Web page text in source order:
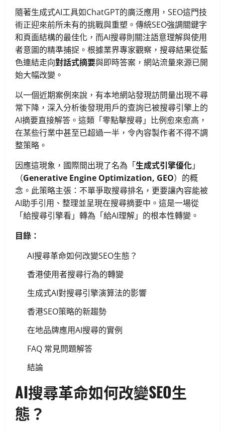
隨著生成式AI工具如ChatGPT的廣泛應用，SEO這門技
術正迎來前所未有的挑戰與重塑。傳統SEO強調關鍵字
和頁面結構的最佳化，而AI搜尋則關注語意理解與使用
者意圖的精準捕捉。根據業界專家觀察，搜尋結果從藍
色連結走向對話式摘要與即時答案，網站流量來源已開
始大幅改變。
以一個近期案例來說，有本地網站發現訪問量出現不尋
常下降，深入分析後發現用戶的查詢已被搜尋引擎上的
AI摘要直接解答。這類「零點擊搜尋」比例愈來愈高，
在某些行業中甚至已超過一半，令內容製作者不得不調
整策略。
因應這現象，國際間出現了名為「生成式引擎優化」
（Generative Engine Optimization, GEO）的概
念。此策略主張：不單爭取搜尋排名，更要讓內容能被
AI助手引用、整理並呈現在搜尋摘要中。這是一場從
「給搜尋引擎看」轉為「給AI理解」的根本性轉變。
目錄：
AI搜尋革命如何改變SEO生態？
香港使用者搜尋行為的轉變
生成式AI對搜尋引擎演算法的影響
香港SEO策略的新趨勢
在地品牌應用AI搜尋的實例
FAQ 常見問題解答
結論
AI搜尋革命如何改變SEO生
態？